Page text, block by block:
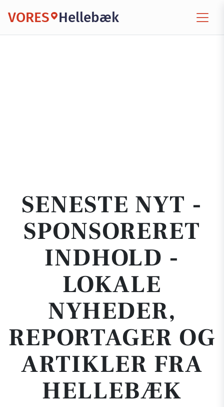
VORES Hellebæk
SENESTE NYT -
SPONSORERET
INDHOLD -
LOKALE
NYHEDER,
REPORTAGER OG
ARTIKLER FRA
HELLEBÆK